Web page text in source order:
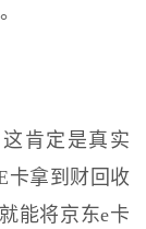
肯定是真实
卡拿到财回收
能将京东e卡